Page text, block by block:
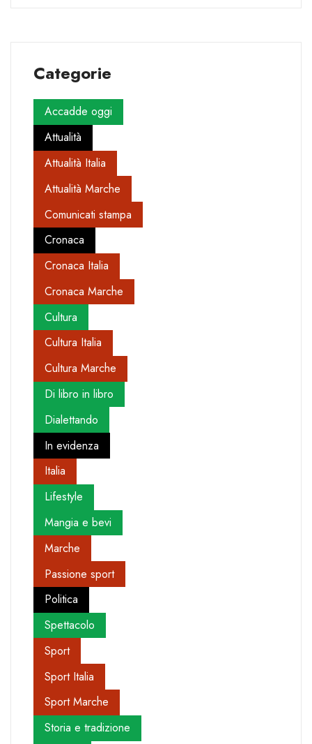
Categorie
Accadde oggi
Attualità
Attualità Italia
Attualità Marche
Comunicati stampa
Cronaca
Cronaca Italia
Cronaca Marche
Cultura
Cultura Italia
Cultura Marche
Di libro in libro
Dialettando
In evidenza
Italia
Lifestyle
Mangia e bevi
Marche
Passione sport
Politica
Spettacolo
Sport
Sport Italia
Sport Marche
Storia e tradizione